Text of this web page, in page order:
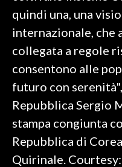
SALUTE
SARDI NEL MONDO
NOTIZIE
EVENTI
#CARAUNIONE
quindi una, una
internazionale, che
collegata a regole
consentono alle
futuro con
Repubblica Sergio
stampa congiunta
Repubblica di
Quirinale.